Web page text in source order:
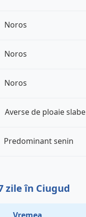
Noros
Noros
Noros
Averse de ploaie slabe
Predominant senin
zile în Ciugud